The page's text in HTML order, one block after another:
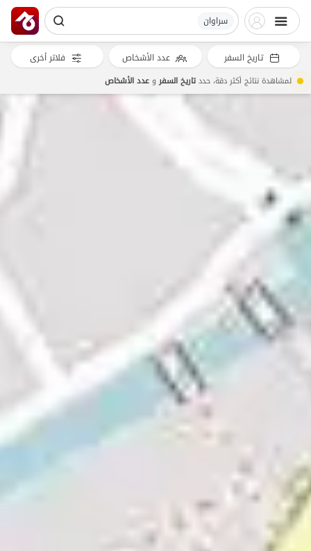
سراوان
تاريخ السفر عدد الأشخاص فلاتر أخرى
لمشاهدة نتائج أكثر دقة، حددتاريخ السفروعدد الأشخاص